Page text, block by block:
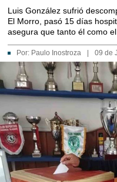
Luis González sufrió
El Morro, pasó 15 días
asegura que tanto él como
Por: Paulo Inostroza 09 de